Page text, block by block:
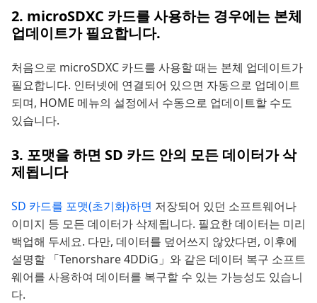
2. microSDXC 카드를 사용하는 경우에는 본체
업데이트가 필요합니다.
처음으로 microSDXC 카드를 사용할 때는 본체 업데이트가
필요합니다. 인터넷에 연결되어 있으면 자동으로 업데이트
되며, HOME 메뉴의 설정에서 수동으로 업데이트할 수도
있습니다.
3. 포맷을 하면 SD 카드 안의 모든 데이터가 삭
제됩니다
SD 카드를 포맷(초기화)하면 저장되어 있던 소프트웨어나
이미지 등 모든 데이터가 삭제됩니다. 필요한 데이터는 미리
백업해 두세요. 다만, 데이터를 덮어쓰지 않았다면, 이후에
설명할 「Tenorshare 4DDiG」와 같은 데이터 복구 소프트
웨어를 사용하여 데이터를 복구할 수 있는 가능성도 있습니
다.